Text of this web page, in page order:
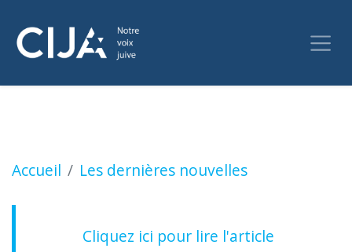
Accueil Les dernières nouvelles
Boycottage de restaurants Parce que " nous
Cliquez ici pour lire l'article